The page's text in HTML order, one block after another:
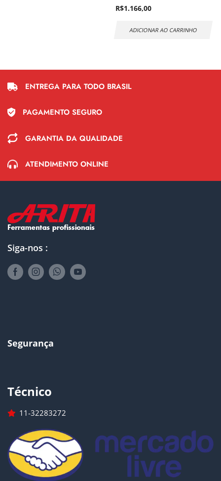
R$1.166,00
ADICIONAR AO CARRINHO
ENTREGA PARA TODO BRASIL
PAGAMENTO SEGURO
GARANTIA DA QUALIDADE
ATENDIMENTO ONLINE
Siga-nos :
Segurança
Técnico
11-32283272